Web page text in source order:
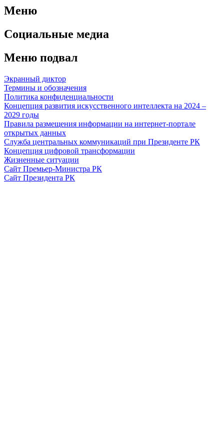
Меню
Социальные медиа
Меню подвал
Экранный диктор
Термины и обозначения
Политика конфиденциальности
Концепция развития искусственного интеллекта на 2024 –
2029 годы
Правила размещения информации на интернет-портале
открытых данных
Служба центральных коммуникаций при Президенте РК
Концепция цифровой трансформации
Жизненные ситуации
Сайт Премьер-Министра РК
Сайт Президента РК